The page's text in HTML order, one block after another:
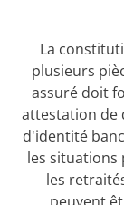
La
plusieurs
assuré doit
attestation de
d'identité
les situations
les